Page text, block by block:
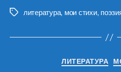
Меткилитература, мои стихи,
ЛИТЕРАТУРА